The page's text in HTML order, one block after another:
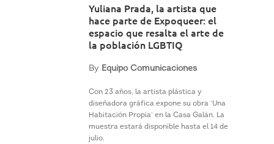
Yuliana Prada, la artista que
hace parte de Expoqueer: el
espacio que resalta el arte de
la población LGBTIQ
By Equipo Comunicaciones
Con 23 años, la artista plástica y
diseñadora gráfica expone su obra ‘Una
Habitación Propia’ en la Casa Galán. La
muestra estará disponible hasta el 14 de
julio.